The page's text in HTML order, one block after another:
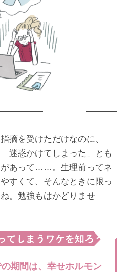
摘を受けただけなのに、
迷惑かけてしまった」とも
があって……。生理前ってネ
すくて、そんなときに限っ
。勉強もはかどりませ
期間は、幸せホルモン